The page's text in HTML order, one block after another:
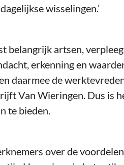
wisselingen.’
belangrijk artsen,
erkenning en
daarmee de
Van Wieringen. Dus is
te bieden.
over de